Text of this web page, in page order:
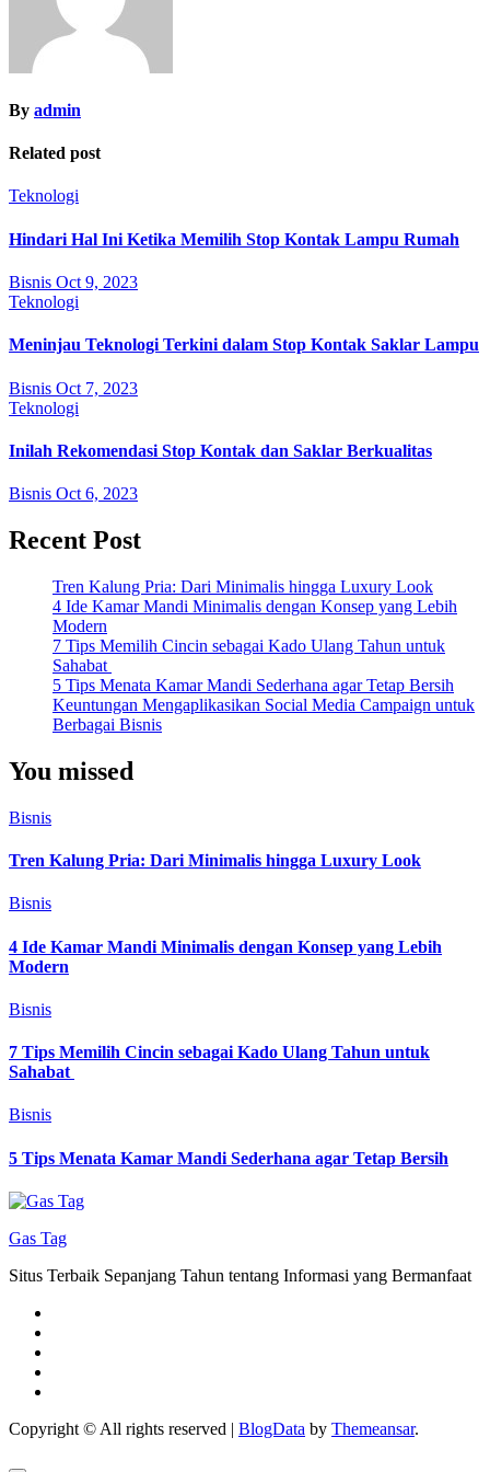
By admin
Related post
Teknologi
Hindari Hal Ini Ketika Memilih Stop Kontak Lampu Rumah
Bisnis Oct 9, 2023
Teknologi
Meninjau Teknologi Terkini dalam Stop Kontak Saklar Lampu
Bisnis Oct 7, 2023
Teknologi
Inilah Rekomendasi Stop Kontak dan Saklar Berkualitas
Bisnis Oct 6, 2023
Recent Post
Tren Kalung Pria: Dari Minimalis hingga Luxury Look
4 Ide Kamar Mandi Minimalis dengan Konsep yang Lebih
Modern
7 Tips Memilih Cincin sebagai Kado Ulang Tahun untuk
Sahabat
5 Tips Menata Kamar Mandi Sederhana agar Tetap Bersih
Keuntungan Mengaplikasikan Social Media Campaign untuk
Berbagai Bisnis
You missed
Bisnis
Tren Kalung Pria: Dari Minimalis hingga Luxury Look
Bisnis
4 Ide Kamar Mandi Minimalis dengan Konsep yang Lebih
Modern
Bisnis
7 Tips Memilih Cincin sebagai Kado Ulang Tahun untuk
Sahabat
Bisnis
5 Tips Menata Kamar Mandi Sederhana agar Tetap Bersih
Gas Tag
Situs Terbaik Sepanjang Tahun tentang Informasi yang Bermanfaat
Copyright © All rights reserved | BlogData by Themeansar.